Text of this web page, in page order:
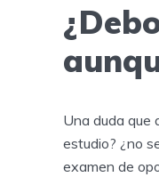
Una duda que
estudio? ¿no
examen de